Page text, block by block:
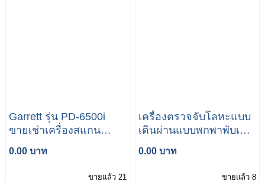
Garrett รุ่น PD-6500i
ขายเช่าเครื่องสแกน
ประตูตรวจจับโลหะ Walk
Through Garrett รุ่น PD-
0.00 บาท
ขายแล้ว 21
เครื่องตรวจจับโลหะแบบ
เดินผ่านแบบพกพาพับเก็บ
Through Metal Detector
0.00 บาท
ขายแล้ว 8